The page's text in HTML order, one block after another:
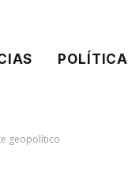
POLÍTICA
geopolítico